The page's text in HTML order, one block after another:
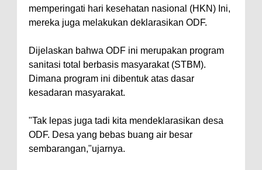
memperingati hari kesehatan nasional (HKN) Ini,
mereka juga melakukan deklarasikan ODF.
Dijelaskan bahwa ODF ini merupakan program
sanitasi total berbasis masyarakat (STBM).
Dimana program ini dibentuk atas dasar
kesadaran masyarakat.
"Tak lepas juga tadi kita mendeklarasikan desa
ODF. Desa yang bebas buang air besar
sembarangan,"ujarnya.